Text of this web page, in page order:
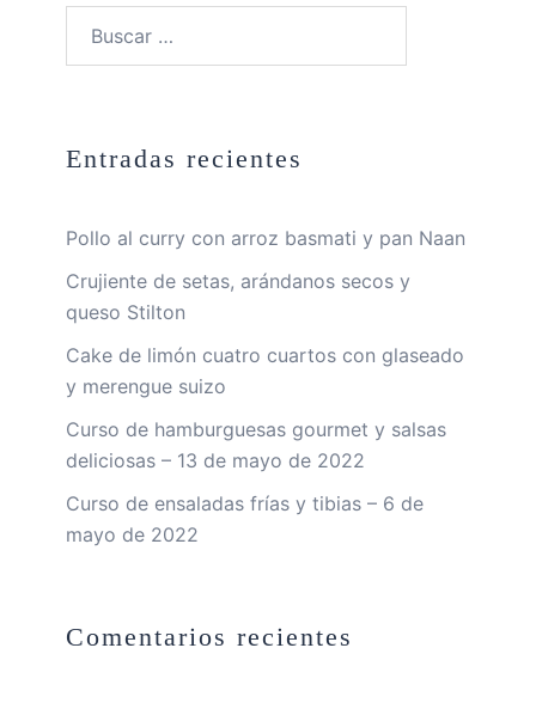
Entradas recientes
Pollo al curry con arroz basmati y pan Naan
Crujiente de setas, arándanos secos y
queso Stilton
Cake de limón cuatro cuartos con glaseado
y merengue suizo
Curso de hamburguesas gourmet y salsas
deliciosas – 13 de mayo de 2022
Curso de ensaladas frías y tibias – 6 de
mayo de 2022
Comentarios recientes